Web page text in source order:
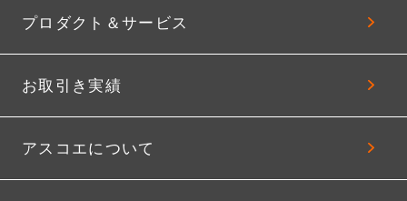
プロダクト＆サービス
お取引き実績
アスコエについて